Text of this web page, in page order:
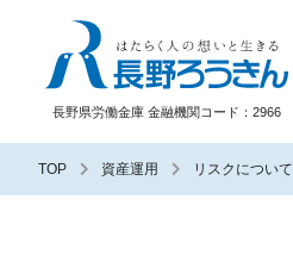
長野県労働金庫 金融機関コード：2966
TOP 資産運用 リスクについて